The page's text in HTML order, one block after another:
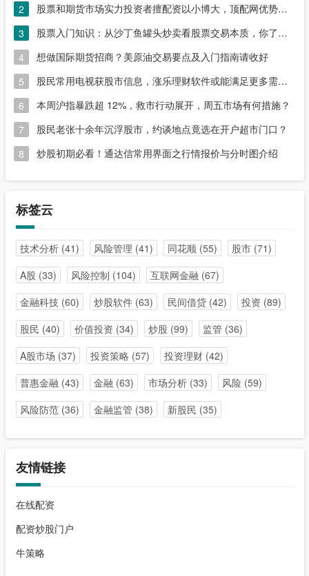
2
股票和期货市场实力投资者擅配资以小博大，顶配网优势尽显
3
股票入门知识：从沙丁鱼罐头炒卖看股票交易本质，你了解吗？
4
想做国际期货招商？美原油交易要点及入门指南请收好
5
股民常用电视获股市信息，涨乐理财软件或能满足更多需求？
6
本周沪指暴跌超 12%，救市行动展开，周五市场有何措施？
7
股民老张十余年沉浮股市，约谈地点竟选在开户超市门口？
8
炒股初期必看！通达信常用界面之行情报价与分时图介绍
标签云
技术分析(41) 风险管理 (41) 同花顺(55) 股市(71)
A股 (33) 风险控制 (104) 互联网金融 (67)
金融科技(60) 炒股软件(63) 民间借贷(42) 投资 (89)
股民 (40) 价值投资 (34) 炒股 (99) 监管 (36)
A股市场 (37) 投资策略 (57) 投资理财(42)
普惠金融 (43) 金融 (63) 市场分析(33) 风险(59)
风险防范(36) 金融监管 (38) 新股民 (35)
友情链接
在线配资
配资炒股门户
牛策略